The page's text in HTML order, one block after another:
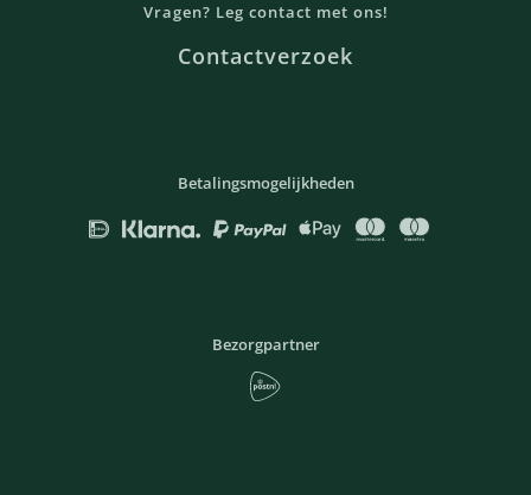
Vragen? Leg contact met ons!
Contactverzoek
Betalingsmogelijkheden
Bezorgpartner